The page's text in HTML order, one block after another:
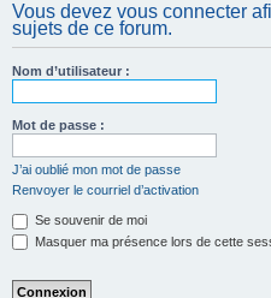
Vous devez vous connecter
sujets de ce forum.
Nom d’utilisateur :
Mot de passe :
J’ai oublié mon mot de passe
Renvoyer le courriel d’activation
Se souvenir de moi
Masquer ma présence lors de cette